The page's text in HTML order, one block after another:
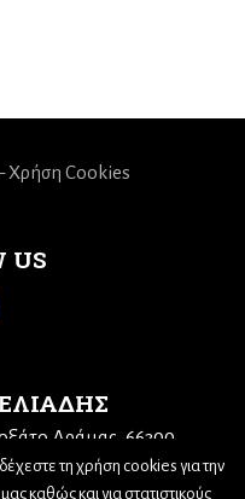
Δράμας, 66300
US
Χρήση Cookies
τη χρήση cookies για την
καθώς και για στατιστικούς